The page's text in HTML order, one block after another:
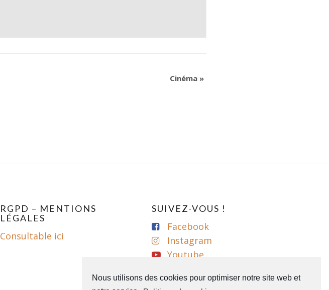
Nous utilisons des cookies pour optimiser notre site web et
Cinéma »
RGPD – MENTIONS
LÉGALES
Consultable ici
SUIVEZ-VOUS !
Facebook
Instagram
Youtube